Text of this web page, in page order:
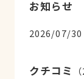
お知らせ
2026/07/30
クチコミ （